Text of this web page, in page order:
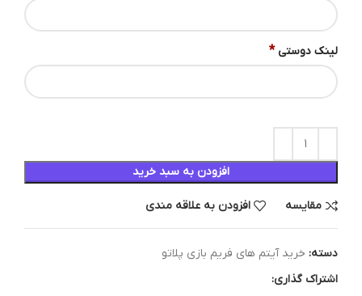
لینک دوستی *
افزودن به سبد خرید
مقایسه افزودن به علاقه مندی
دسته: خرید آیتم های فریم بازی پلاتو
اشتراک گذاری: